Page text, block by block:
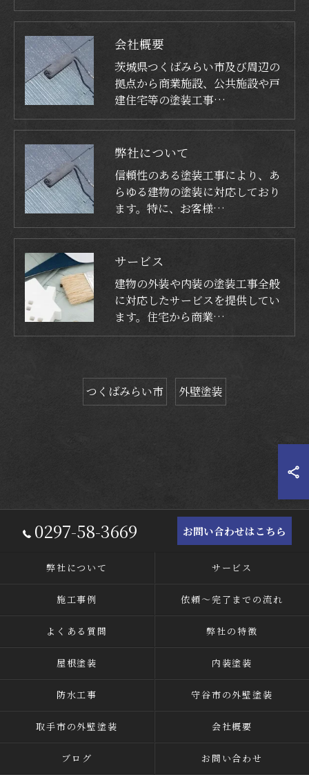
会社概要
茨城県つくばみらい市及び周辺の
拠点から商業施設、公共施設や戸
建住宅等の塗装工事…
弊社について
信頼性のある塗装工事により、あ
らゆる建物の塗装に対応しており
ます。特に、お客様…
サービス
建物の外装や内装の塗装工事全般
に対応したサービスを提供してい
ます。住宅から商業…
つくばみらい市 外壁塗装
0297-58-3669 お問い合わせはこちら
弊社について サービス
施工事例 依頼～完了までの流れ
よくある質問 弊社の特徴
屋根塗装 内装塗装
防水工事 守谷市の外壁塗装
取手市の外壁塗装 会社概要
ブログ お問い合わせ